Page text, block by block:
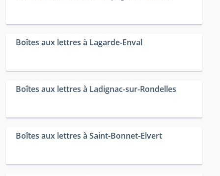
Boîtes aux lettres à Lagarde-Enval
Boîtes aux lettres à Ladignac-sur-Rondelles
Boîtes aux lettres à Saint-Bonnet-Elvert